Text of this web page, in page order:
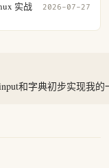
实战 2026-07-27
和字典初步实现我的